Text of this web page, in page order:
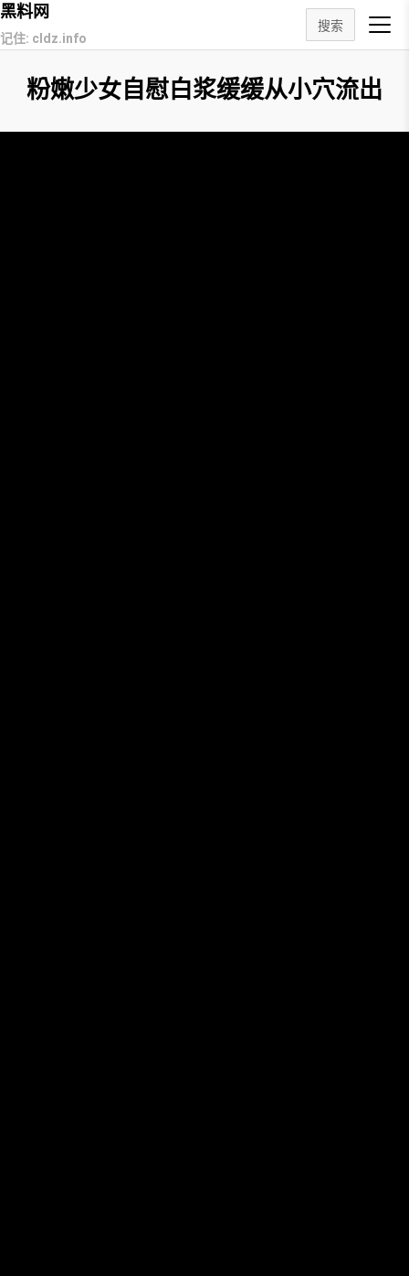
黑料网
记住: cldz.info
搜索
粉嫩少女自慰白浆缓缓从小穴流出